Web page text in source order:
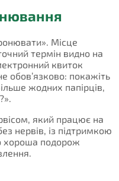
Місце
термін видно на
квиток
обов’язково: покажіть
жодних папірців,
який працює на
нервів, із підтримкою
хороша подорож